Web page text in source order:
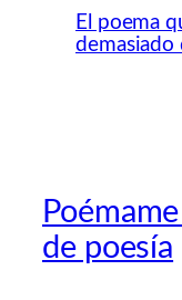
El poema
demasiado
de poesía